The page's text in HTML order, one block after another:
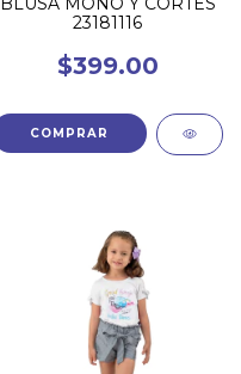
23181116
$399.00
COMPRAR